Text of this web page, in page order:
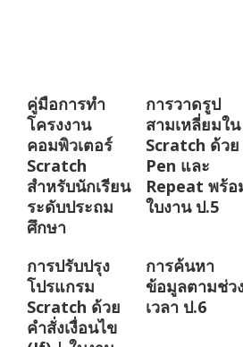
คู่มือการทำ
โครงงาน
คอมพิวเตอร์
Scratch
สำหรับนักเรียน
ระดับประถม
ศึกษา
การวาดรูป
สามเหลี่ยมใน
Scratch ด้วย
Pen และ
Repeat พร้อ
ใบงาน ป.5
การปรับปรุง
โปรแกรม
Scratch ด้วย
คำสั่งเงื่อนไข
การค้นหา
ข้อมูลตามช่ว
เวลา ป.6